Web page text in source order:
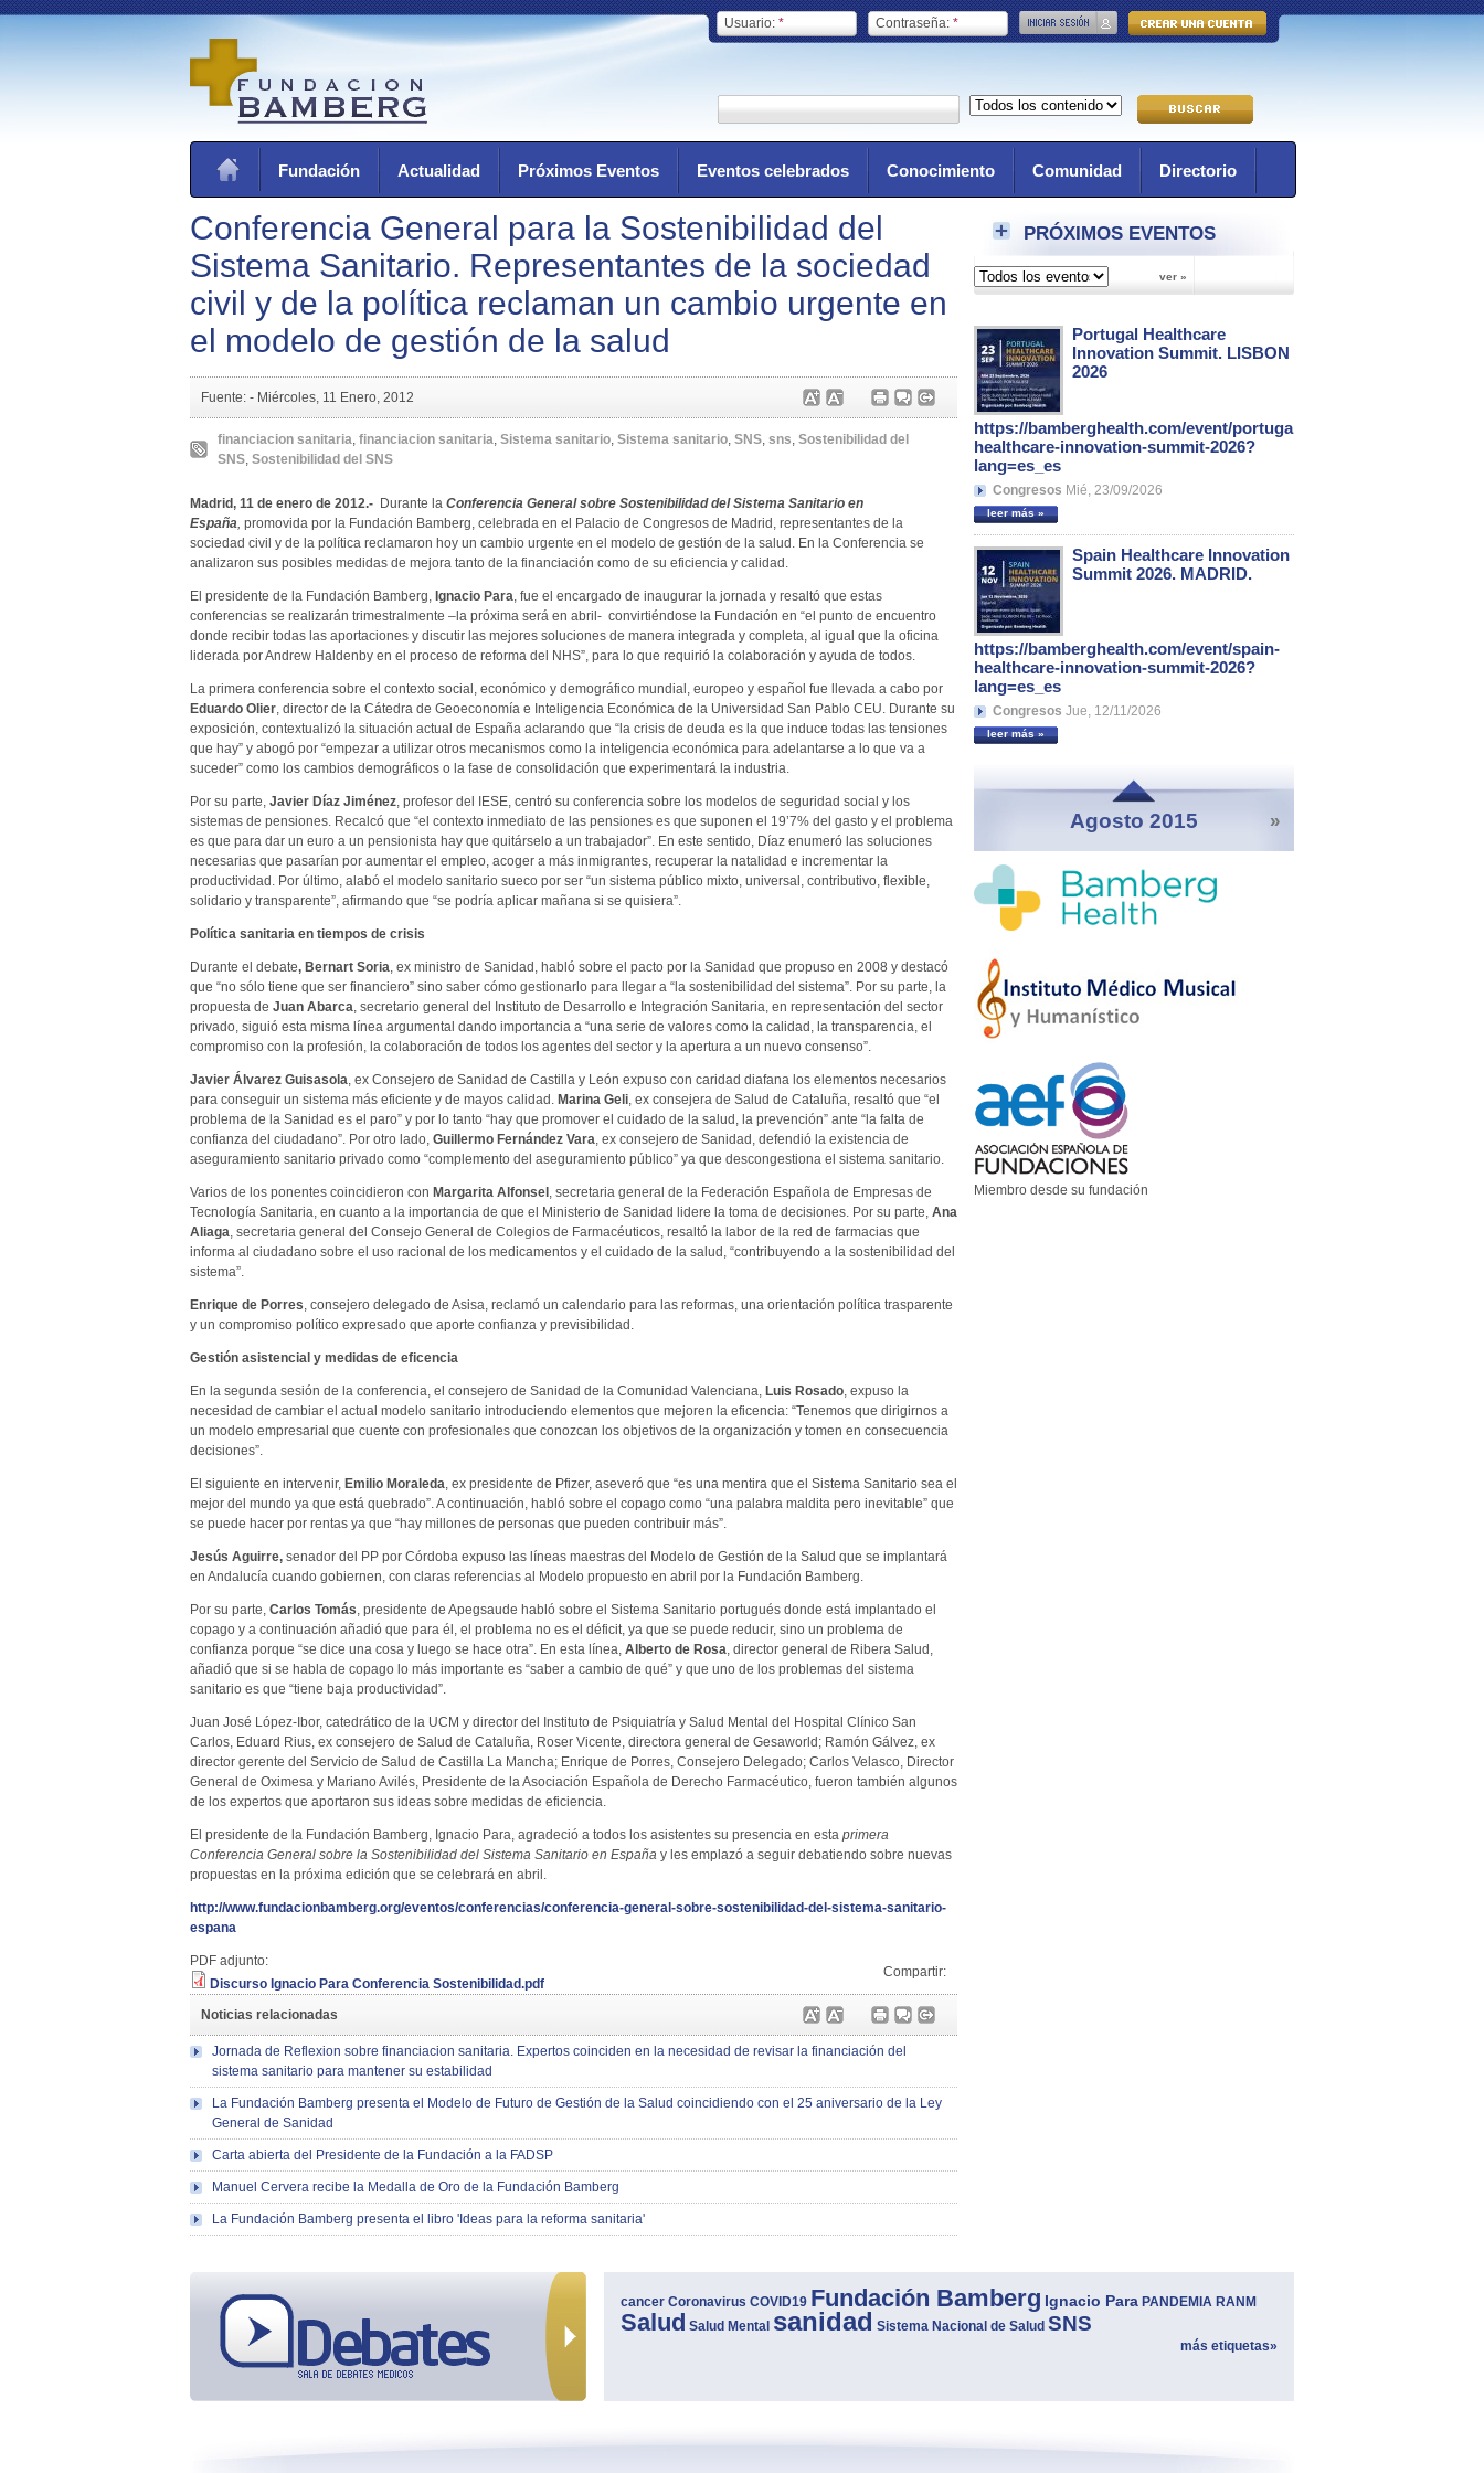
Usuario: * Contraseña: *
Fundación Actualidad Próximos Eventos Eventos celebrados Conocimiento Comunidad Directorio
PRÓXIMOS EVENTOS
Portugal Healthcare
Innovation Summit. LISBON
2026
https://bamberghealth.com/event/portugal-
healthcare-innovation-summit-2026?
lang=es_es
Congresos Mié, 23/09/2026
leer más »
Spain Healthcare Innovation
Summit 2026. MADRID.
https://bamberghealth.com/event/spain-
healthcare-innovation-summit-2026?
lang=es_es
Congresos Jue, 12/11/2026
leer más »
Agosto 2015 »
Miembro desde su fundación
Conferencia General para la Sostenibilidad del
Sistema Sanitario. Representantes de la sociedad
civil y de la política reclaman un cambio urgente en
el modelo de gestión de la salud
Fuente: - Miércoles, 11 Enero, 2012
financiacion sanitaria, financiacion sanitaria, Sistema sanitario, Sistema sanitario, SNS, sns, Sostenibilidad del
SNS, Sostenibilidad del SNS
Madrid, 11 de enero de 2012.- Durante la Conferencia General sobre Sostenibilidad del Sistema Sanitario en
España, promovida por la Fundación Bamberg, celebrada en el Palacio de Congresos de Madrid, representantes de la
sociedad civil y de la política reclamaron hoy un cambio urgente en el modelo de gestión de la salud. En la Conferencia se
analizaron sus posibles medidas de mejora tanto de la financiación como de su eficiencia y calidad.
El presidente de la Fundación Bamberg, Ignacio Para, fue el encargado de inaugurar la jornada y resaltó que estas
conferencias se realizarán trimestralmente –la próxima será en abril- convirtiéndose la Fundación en “el punto de encuentro
donde recibir todas las aportaciones y discutir las mejores soluciones de manera integrada y completa, al igual que la oficina
liderada por Andrew Haldenby en el proceso de reforma del NHS”, para lo que requirió la colaboración y ayuda de todos.
La primera conferencia sobre el contexto social, económico y demográfico mundial, europeo y español fue llevada a cabo por
Eduardo Olier, director de la Cátedra de Geoeconomía e Inteligencia Económica de la Universidad San Pablo CEU. Durante su
exposición, contextualizó la situación actual de España aclarando que “la crisis de deuda es la que induce todas las tensiones
que hay” y abogó por “empezar a utilizar otros mecanismos como la inteligencia económica para adelantarse a lo que va a
suceder” como los cambios demográficos o la fase de consolidación que experimentará la industria.
Por su parte, Javier Díaz Jiménez, profesor del IESE, centró su conferencia sobre los modelos de seguridad social y los
sistemas de pensiones. Recalcó que “el contexto inmediato de las pensiones es que suponen el 19’7% del gasto y el problema
es que para dar un euro a un pensionista hay que quitárselo a un trabajador”. En este sentido, Díaz enumeró las soluciones
necesarias que pasarían por aumentar el empleo, acoger a más inmigrantes, recuperar la natalidad e incrementar la
productividad. Por último, alabó el modelo sanitario sueco por ser “un sistema público mixto, universal, contributivo, flexible,
solidario y transparente”, afirmando que “se podría aplicar mañana si se quisiera”.
Política sanitaria en tiempos de crisis
Durante el debate, Bernart Soria, ex ministro de Sanidad, habló sobre el pacto por la Sanidad que propuso en 2008 y destacó
que “no sólo tiene que ser financiero” sino saber cómo gestionarlo para llegar a “la sostenibilidad del sistema”. Por su parte, la
propuesta de Juan Abarca, secretario general del Instituto de Desarrollo e Integración Sanitaria, en representación del sector
privado, siguió esta misma línea argumental dando importancia a “una serie de valores como la calidad, la transparencia, el
compromiso con la profesión, la colaboración de todos los agentes del sector y la apertura a un nuevo consenso”.
Javier Álvarez Guisasola, ex Consejero de Sanidad de Castilla y León expuso con caridad diafana los elementos necesarios
para conseguir un sistema más eficiente y de mayos calidad. Marina Geli, ex consejera de Salud de Cataluña, resaltó que “el
problema de la Sanidad es el paro” y por lo tanto “hay que promover el cuidado de la salud, la prevención” ante “la falta de
confianza del ciudadano”. Por otro lado, Guillermo Fernández Vara, ex consejero de Sanidad, defendió la existencia de
aseguramiento sanitario privado como “complemento del aseguramiento público” ya que descongestiona el sistema sanitario.
Varios de los ponentes coincidieron con Margarita Alfonsel , secretaria general de la Federación Española de Empresas de
Tecnología Sanitaria, en cuanto a la importancia de que el Ministerio de Sanidad lidere la toma de decisiones. Por su parte, Ana
Aliaga, secretaria general del Consejo General de Colegios de Farmacéuticos, resaltó la labor de la red de farmacias que
informa al ciudadano sobre el uso racional de los medicamentos y el cuidado de la salud, “contribuyendo a la sostenibilidad del
sistema”.
Enrique de Porres, consejero delegado de Asisa, reclamó un calendario para las reformas, una orientación política trasparente
y un compromiso político expresado que aporte confianza y previsibilidad.
Gestión asistencial y medidas de eficencia
En la segunda sesión de la conferencia, el consejero de Sanidad de la Comunidad Valenciana, Luis Rosado, expuso la
necesidad de cambiar el actual modelo sanitario introduciendo elementos que mejoren la eficencia: “Tenemos que dirigirnos a
un modelo empresarial que cuente con profesionales que conozcan los objetivos de la organización y tomen en consecuencia
decisiones”.
El siguiente en intervenir, Emilio Moraleda, ex presidente de Pfizer, aseveró que “es una mentira que el Sistema Sanitario sea el
mejor del mundo ya que está quebrado”. A continuación, habló sobre el copago como “una palabra maldita pero inevitable” que
se puede hacer por rentas ya que “hay millones de personas que pueden contribuir más”.
Jesús Aguirre, senador del PP por Córdoba expuso las líneas maestras del Modelo de Gestión de la Salud que se implantará
en Andalucía cuando gobiernen, con claras referencias al Modelo propuesto en abril por la Fundación Bamberg.
Por su parte, Carlos Tomás, presidente de Apegsaude habló sobre el Sistema Sanitario portugués donde está implantado el
copago y a continuación añadió que para él, el problema no es el déficit, ya que se puede reducir, sino un problema de
confianza porque “se dice una cosa y luego se hace otra”. En esta línea, Alberto de Rosa, director general de Ribera Salud,
añadió que si se habla de copago lo más importante es “saber a cambio de qué” y que uno de los problemas del sistema
sanitario es que “tiene baja productividad”.
Juan José López-Ibor, catedrático de la UCM y director del Instituto de Psiquiatría y Salud Mental del Hospital Clínico San
Carlos, Eduard Rius, ex consejero de Salud de Cataluña, Roser Vicente, directora general de Gesaworld; Ramón Gálvez, ex
director gerente del Servicio de Salud de Castilla La Mancha; Enrique de Porres, Consejero Delegado; Carlos Velasco, Director
General de Oximesa y Mariano Avilés, Presidente de la Asociación Española de Derecho Farmacéutico, fueron también algunos
de los expertos que aportaron sus ideas sobre medidas de eficiencia.
El presidente de la Fundación Bamberg, Ignacio Para, agradeció a todos los asistentes su presencia en esta primera
Conferencia General sobre la Sostenibilidad del Sistema Sanitario en España y les emplazó a seguir debatiendo sobre nuevas
propuestas en la próxima edición que se celebrará en abril.
http://www.fundacionbamberg.org/eventos/conferencias/conferencia-general-sobre-sostenibilidad-del-sistema-sanitario-
espana
Compartir:
PDF adjunto:
Discurso Ignacio Para Conferencia Sostenibilidad.pdf
Noticias relacionadas
Jornada de Reflexion sobre financiacion sanitaria. Expertos coinciden en la necesidad de revisar la financiación del
sistema sanitario para mantener su estabilidad
La Fundación Bamberg presenta el Modelo de Futuro de Gestión de la Salud coincidiendo con el 25 aniversario de la Ley
General de Sanidad
Carta abierta del Presidente de la Fundación a la FADSP
Manuel Cervera recibe la Medalla de Oro de la Fundación Bamberg
La Fundación Bamberg presenta el libro 'Ideas para la reforma sanitaria'
cancer Coronavirus COVID19 Fundación Bamberg Ignacio Para PANDEMIA RANM
Salud Salud Mental sanidad Sistema Nacional de Salud SNS
más etiquetas»